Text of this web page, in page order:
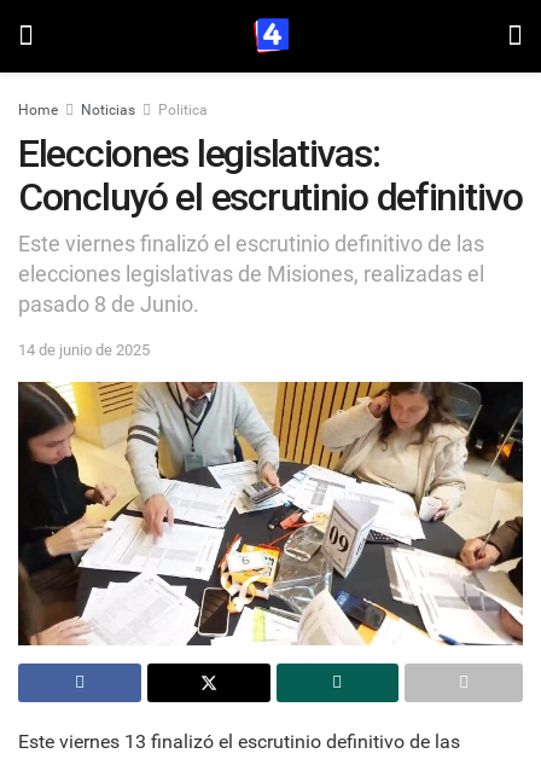
Home Noticias Politica
Elecciones legislativas:
Concluyó el escrutinio definitivo
Este viernes finalizó el escrutinio definitivo de las
elecciones legislativas de Misiones, realizadas el
pasado 8 de Junio.
14 de junio de 2025
Este viernes 13 finalizó el escrutinio definitivo de las